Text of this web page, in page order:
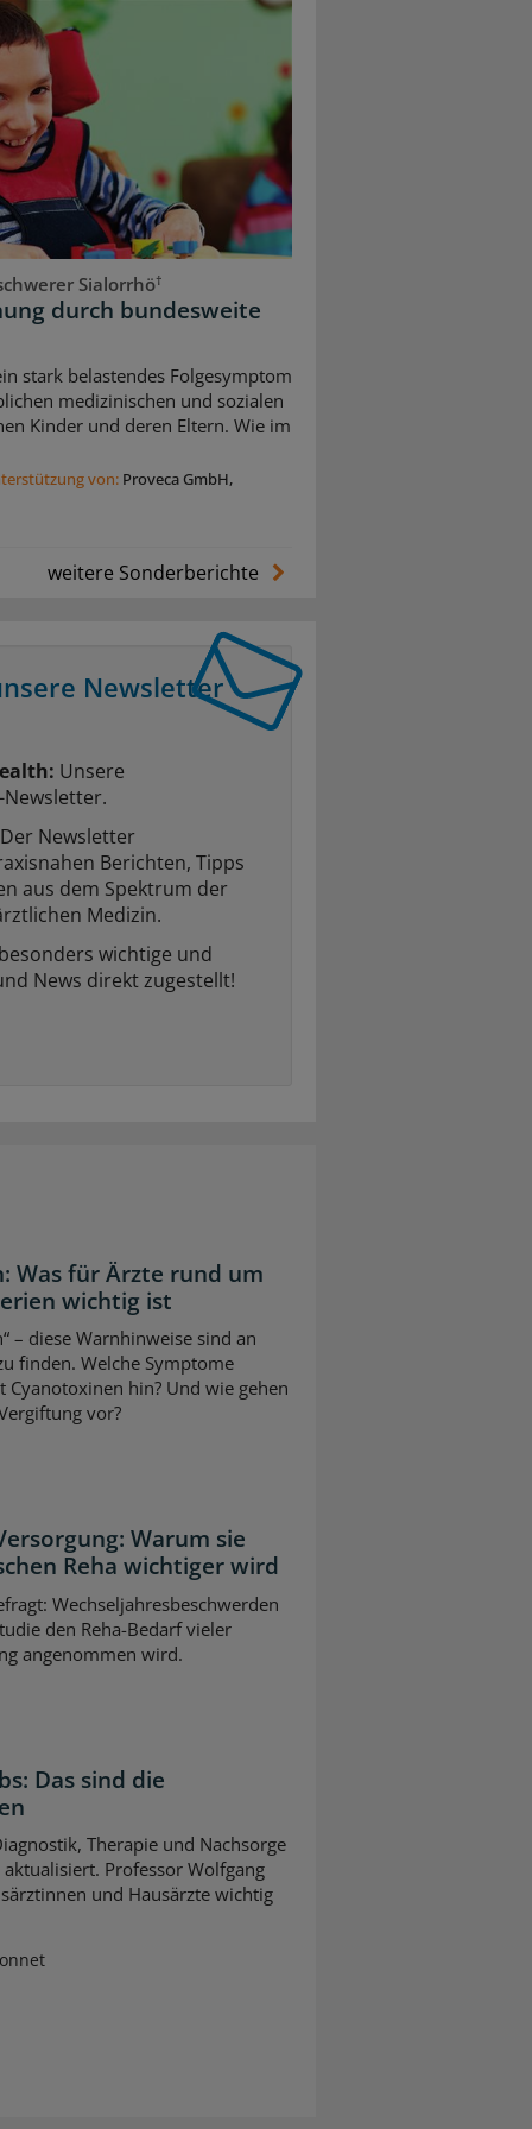
Sialorrhö†
durch bundesweite
stark belastendes Folgesymptom
medizinischen und sozialen
Kinder und deren Eltern. Wie im
von: Proveca GmbH,
weitere Sonderberichte
Newsletter
Unsere
Newsletter
Berichten, Tipps
aus dem Spektrum der
Medizin.
wichtige und
News direkt zugestellt!
Was für Ärzte rund um
wichtig ist
– diese Warnhinweise sind an
finden. Welche Symptome
hin? Und wie gehen
vor?
Warum sie
Reha wichtiger wird
Wechseljahresbeschwerden
den Reha-Bedarf vieler
angenommen wird.
Das sind die
Therapie und Nachsorge
Professor Wolfgang
und Hausärzte wichtig